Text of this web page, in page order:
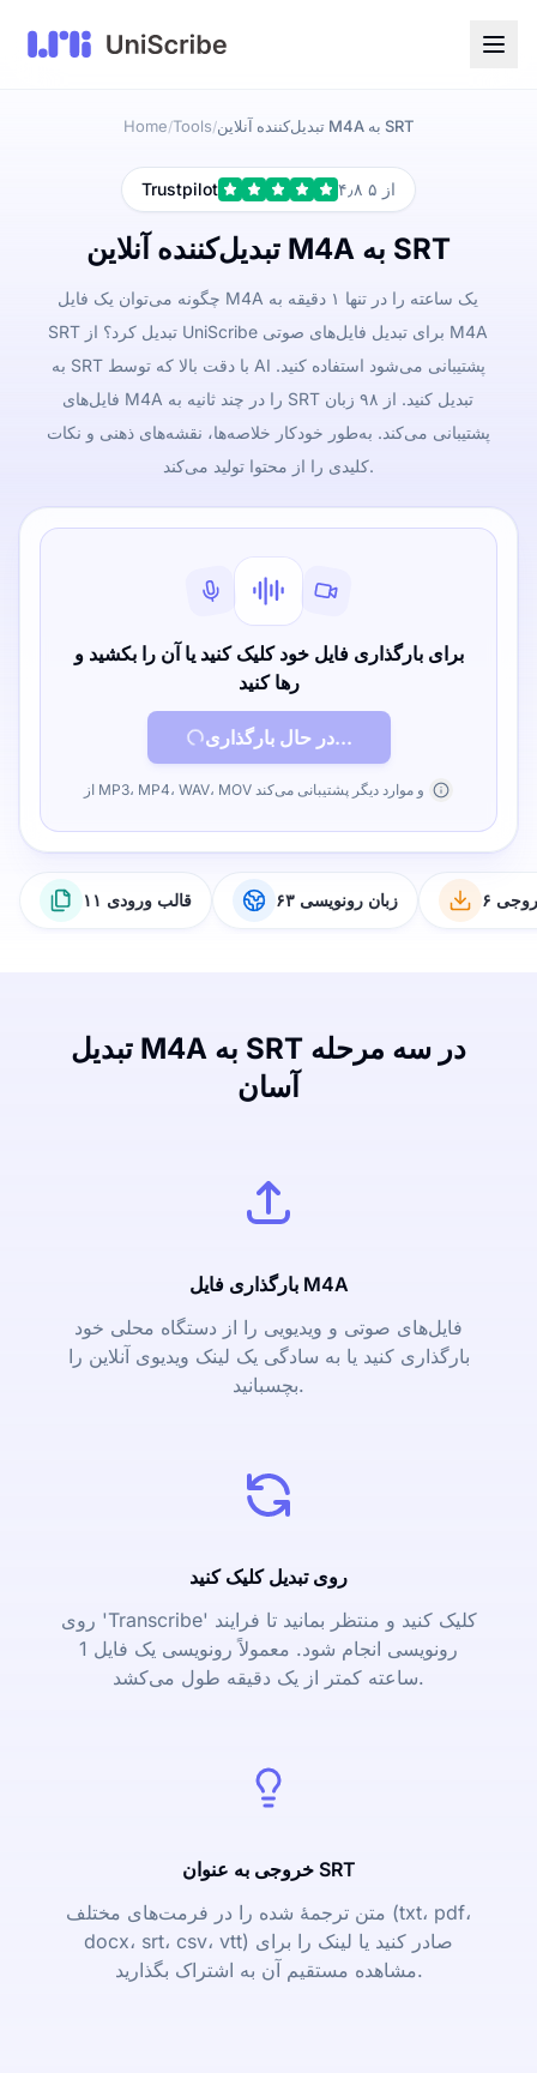
Home/Tools/ تبدیل‌کننده آنلاین M4A به SRT
Trustpilot ۴٫۸ از ۵
تبدیل‌کننده آنلاین M4A به SRT
چگونه می‌توان یک فایل M4A یک ساعته را در تنها ۱ دقیقه به
SRT تبدیل کرد؟ از UniScribe برای تبدیل فایل‌های صوتی M4A
به SRT با دقت بالا که توسط AI پشتیبانی می‌شود استفاده کنید.
فایل‌های M4A را در چند ثانیه به SRT تبدیل کنید. از ۹۸ زبان
پشتیبانی می‌کند. به‌طور خودکار خلاصه‌ها، نقشه‌های ذهنی و نکات
کلیدی را از محتوا تولید می‌کند.
برای بارگذاری فایل خود کلیک کنید یا آن را بکشید و
رها کنید
در حال بارگذاری...
از MP3، MP4، WAV، MOV و موارد دیگر پشتیبانی می‌کند
۱۱ قالب ورودی ۶۳ زبان رونویسی
تبدیل M4A به SRT در سه مرحله
آسان
بارگذاری فایل M4A
فایل‌های صوتی و ویدیویی را از دستگاه محلی خود
بارگذاری کنید یا به سادگی یک لینک ویدیوی آنلاین را
بچسبانید.
روی تبدیل کلیک کنید
روی 'Transcribe' کلیک کنید و منتظر بمانید تا فرایند
رونویسی انجام شود. معمولاً رونویسی یک فایل 1
ساعته کمتر از یک دقیقه طول می‌کشد.
خروجی به عنوان SRT
متن ترجمۀ شده را در فرمت‌های مختلف (txt، pdf،
docx، srt، csv، vtt) صادر کنید یا لینک را برای
مشاهده مستقیم آن به اشتراک بگذارید.